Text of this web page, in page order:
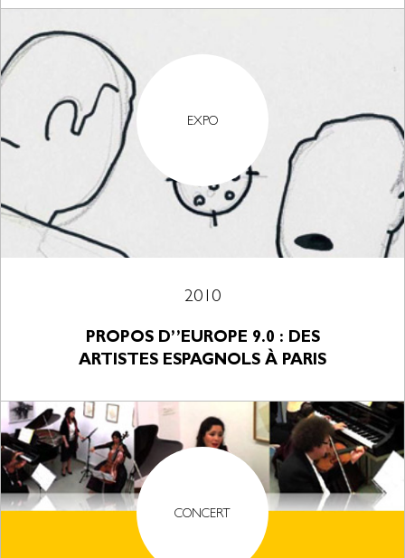
EXPO
2010
PROPOS D’’EUROPE 9.0 : DES
ARTISTES ESPAGNOLS À PARIS
CONCERT